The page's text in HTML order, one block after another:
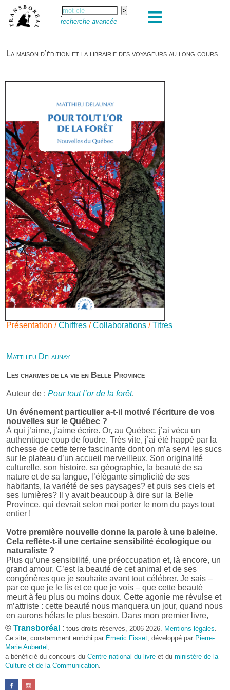
recherche avancée
La maison d’édition et la librairie des voyageurs au long cours
Présentation /Chiffres /Collaborations /Titres
Matthieu Delaunay
Les charmes de la vie en Belle Province
Auteur de : Pour tout l’or de la forêt.
Un événement particulier a-t-il motivé l’écriture de vos
nouvelles sur le Québec ?
À qui j’aime, j’aime écrire. Or, au Québec, j’ai vécu un
authentique coup de foudre. Très vite, j’ai été happé par la
richesse de cette terre fascinante dont on m’a servi les sucs
sur le plateau d’un accueil merveilleux. Son originalité
culturelle, son histoire, sa géographie, la beauté de sa
nature et de sa langue, l’élégante simplicité de ses
habitants, la variété de ses paysages? et puis ses ciels et
ses lumières? Il y avait beaucoup à dire sur la Belle
Province, qui devrait selon moi porter le nom du pays tout
entier !
Votre première nouvelle donne la parole à une baleine.
Cela reflète-t-il une certaine sensibilité écologique ou
naturaliste ?
Plus qu’une sensibilité, une préoccupation et, là encore, un
grand amour. C’est la beauté de cet animal et de ses
congénères que je souhaite avant tout célébrer. Je sais –
par ce que je le lis et ce que je vois – que cette beauté
meurt à feu plus ou moins doux. Cette agonie me révulse et
m’attriste : cette beauté nous manquera un jour, quand nous
en aurons hélas le plus besoin. Dans mon premier livre,
j’avais pris goût à me mettre dans la peau d’une bête. Outre
l’intérêt de l’exercice littéraire, il me semble que cela peut
être un bon moyen pour transmettre certains messages.
Pourquoi avoir choisi le format des nouvelles plutôt
qu’un autre ?
D’abord parce que j’aime (décidément!) en lire !
© Transboréal : tous droits réservés, 2006-2026. Mentions légales
Ce site, constamment enrichi par Émeric Fisset , développé par Pierre-
Marie Aubertel
a bénéficié du concours du Centre national du livre et du ministère de la
Culture et de la Communication